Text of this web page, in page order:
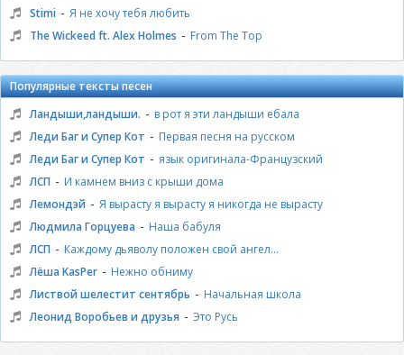
Stimi - Я не хочу тебя любить
The Wickeed ft. Alex Holmes - From The Top
Популярные тексты песен
Ландыши,ландыши. - в рот я эти ландыши ебала
Леди Баг и Супер Кот - Первая песня на русском
Леди Баг и Супер Кот - язык оригинала-Французский
ЛСП - И камнем вниз с крыши дома
Лемондэй - Я вырасту я вырасту я никогда не вырасту
Людмила Горцуева - Наша бабуля
ЛСП - Каждому дьяволу положен свой ангел...
Лёша KasPer - Нежно обниму
Листвой шелестит сентябрь - Начальная школа
Леонид Воробьев и друзья - Это Русь